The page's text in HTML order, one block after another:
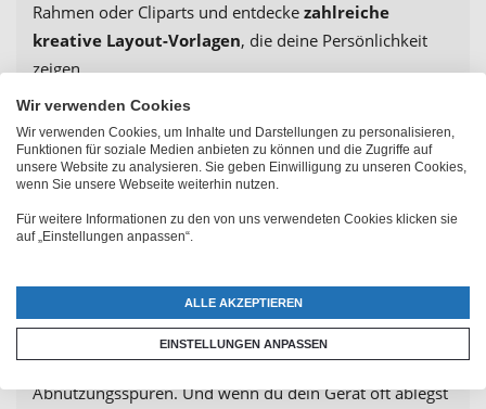
Rahmen oder Cliparts und entdecke zahlreiche
kreative Layout-Vorlagen, die deine Persönlichkeit
zeigen.
Natürlich eignet sich eine Fotohülle nicht nur für dich
selbst. Sie ist auch ein wunderbares Geschenk für die
besonderen Menschen in deinem Leben. Ob zum
Geburtstag, zu Weihnachten oder als persönliche
Aufmerksamkeit zwischendurch – mit einerXiaomi
in einem. Auch im Alltag erweist sich deine Fotohülle als
äußerst praktisch: Sie schützt dein Smartphone
zuverlässig vor Kratzern, Stößen und
Abnutzungsspuren. Und wenn du dein Gerät oft ablegst
Wir verwenden Cookies
Wir verwenden Cookies, um Inhalte und Darstellungen zu personalisieren,
Funktionen für soziale Medien anbieten zu können und die Zugriffe auf
unsere Website zu analysieren. Sie geben Einwilligung zu unseren Cookies,
wenn Sie unsere Webseite weiterhin nutzen.
Für weitere Informationen zu den von uns verwendeten Cookies klicken sie
auf „Einstellungen anpassen“.
ALLE AKZEPTIEREN
EINSTELLUNGEN ANPASSEN